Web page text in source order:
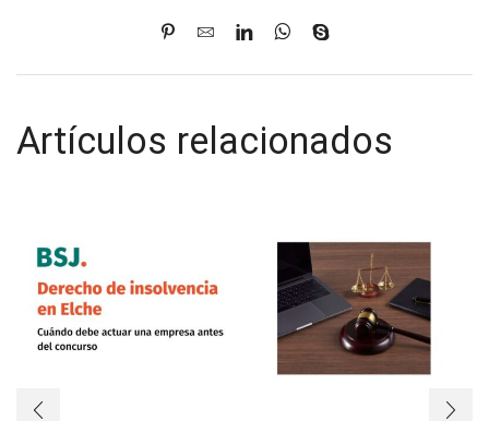
Artículos relacionados